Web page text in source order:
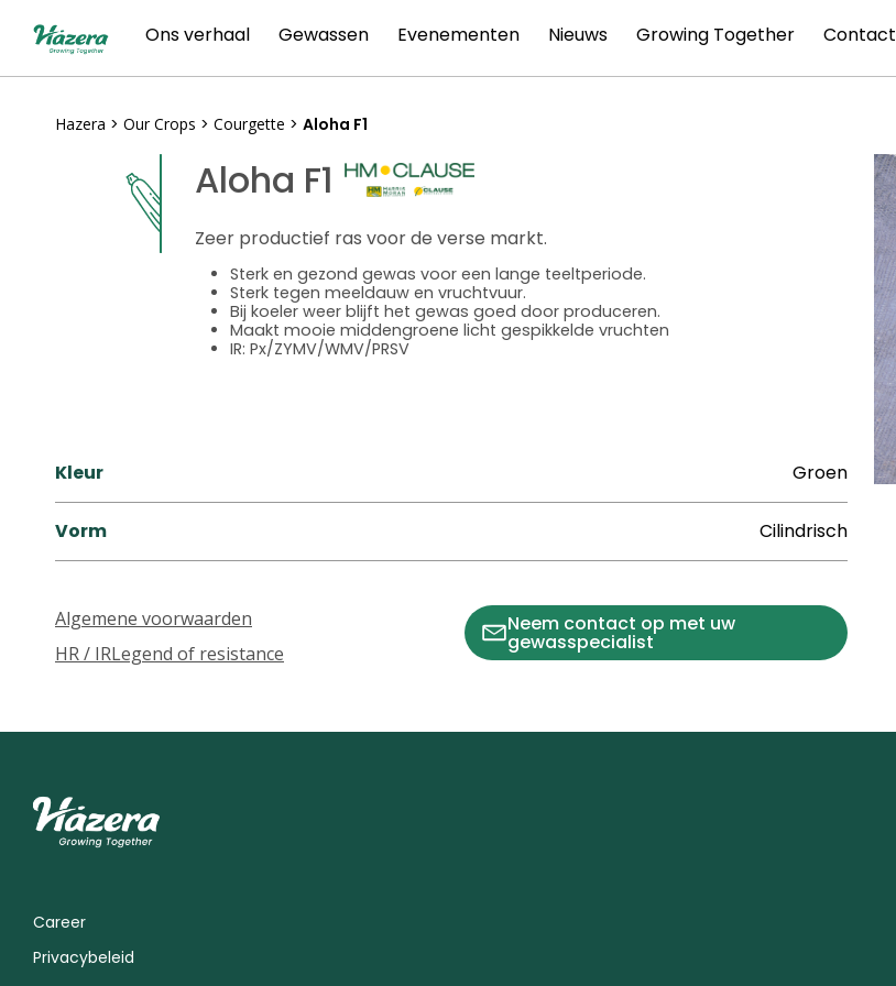
Ons verhaal Gewassen Evenementen Nieuws Growing Together Contact
Hazera > Our Crops > Courgette > Aloha F1
Aloha F1
Zeer productief ras voor de verse markt.
Sterk en gezond gewas voor een lange teeltperiode.
Sterk tegen meeldauw en vruchtvuur.
Bij koeler weer blijft het gewas goed door produceren.
Maakt mooie middengroene licht gespikkelde vruchten
IR: Px/ZYMV/WMV/PRSV
Kleur Groen
Vorm Cilindrisch
Algemene voorwaarden
HR / IRLegend of resistance
Neem contact op met uw
gewasspecialist
Career
Privacybeleid